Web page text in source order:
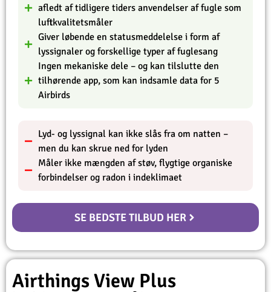
afledt af tidligere tiders anvendelser af fugle som
luftkvalitetsmåler
Giver løbende en statusmeddelelse i form af
lyssignaler og forskellige typer af fuglesang
Ingen mekaniske dele – og kan tilslutte den
tilhørende app, som kan indsamle data for 5
Airbirds
Lyd- og lyssignal kan ikke slås fra om natten –
men du kan skrue ned for lyden
Måler ikke mængden af støv, flygtige organiske
forbindelser og radon i indeklimaet
SE BEDSTE TILBUD HER
Airthings View Plus